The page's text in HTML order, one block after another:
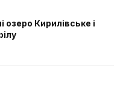
озеро Кирилівське і